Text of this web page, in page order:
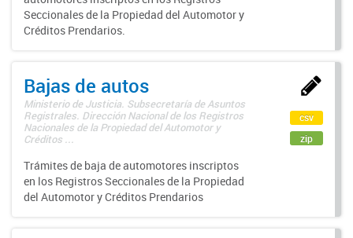
Seccionales de la Propiedad del Automotor y
Créditos Prendarios.
Bajas de autos
Ministerio de Justicia. Subsecretaría de Asuntos
Registrales. Dirección Nacional de los Registros
Nacionales de la Propiedad del Automotor y
Créditos ...
Trámites de baja de automotores inscriptos
en los Registros Seccionales de la Propiedad
del Automotor y Créditos Prendarios
csv
zip